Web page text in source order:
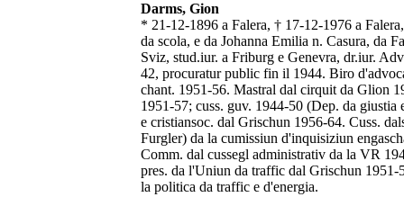
Darms, Gion
* 21-12-1896 a Falera, † 17-12-1976 a
da scola, e da Johanna Emilia n. Casura, da
Sviz, stud.iur. a Friburg e Genevra, dr.iur.
42, procuratur public fin il 1944. Biro
chant. 1951-56. Mastral dal cirquit da Glion
1951-57; cuss. guv. 1944-50 (Dep. da giustia
e cristiansoc. dal Grischun 1956-64. Cuss.
Furgler) da la cumissiun d'inquisiziun
Comm. dal cussegl administrativ da la VR
pres. da l'Uniun da traffic dal Grischun 1951-
la politica da traffic e d'energia.